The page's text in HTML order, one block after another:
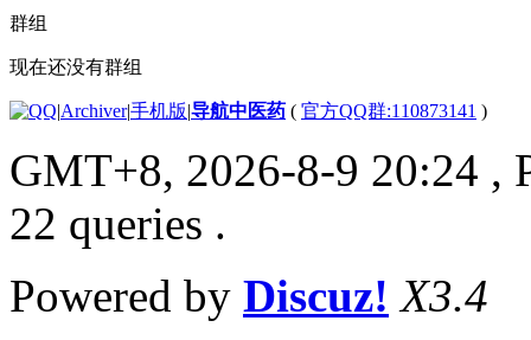
群组
现在还没有群组
|Archiver|手机版|导航中医药 ( 官方QQ群:110873141 )
GMT+8, 2026-8-9 20:24 ,
22 queries .
Powered by Discuz! X3.4